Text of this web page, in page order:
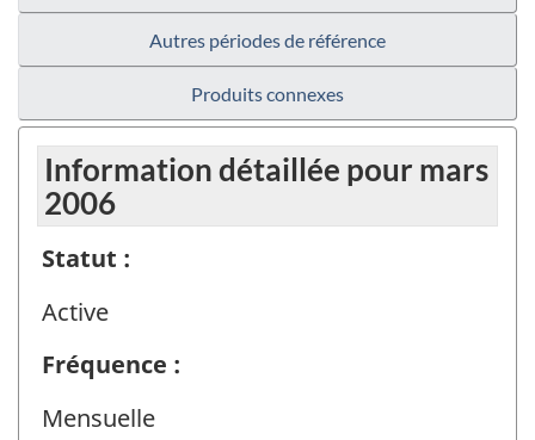
Autres périodes de référence
Produits connexes
Information détaillée pour mars
2006
Statut :
Active
Fréquence :
Mensuelle